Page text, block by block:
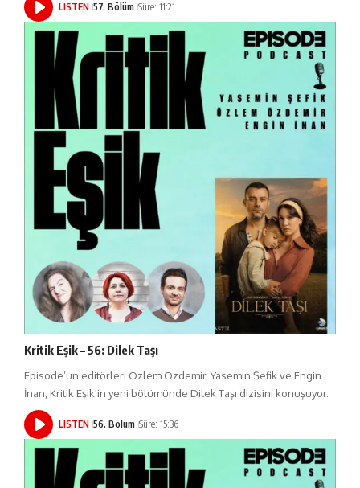
LISTEN 57. Bölüm Süre: 11:21
Kritik Eşik – 56: Dilek Taşı
Episode’un editörleri Özlem Özdemir, Yasemin Şefik ve Engin
İnan, Kritik Eşik'in yeni bölümünde Dilek Taşı dizisini konuşuyor.
LISTEN 56. Bölüm Süre: 15:36